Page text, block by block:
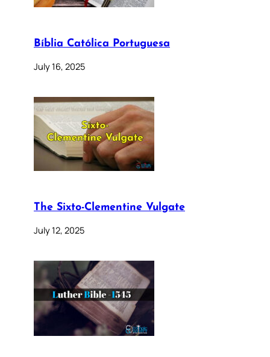
Bíblia Católica Portuguesa
July 16, 2025
The Sixto-Clementine Vulgate
July 12, 2025